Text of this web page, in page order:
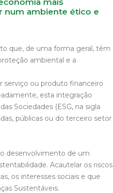
mais
num ambiente ético e
que, de uma forma geral, têm
ambiental e a
serviço ou produto financeiro
esta integração
Sociedades (ESG, na sigla
públicas ou do terceiro setor
desenvolvimento de um
Acautelar os riscos
os interesses sociais e que
Sustentáveis.